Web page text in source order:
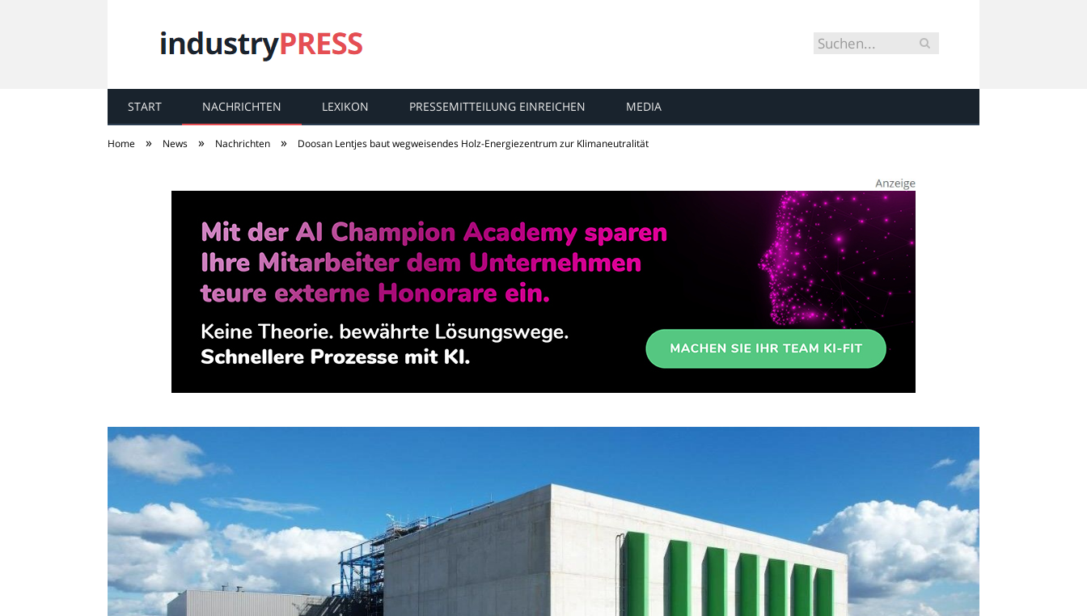
industryPRESS
START NACHRICHTEN LEXIKON PRESSEMITTEILUNG EINREICHEN MEDIA
Home » News » Nachrichten » Doosan Lentjes baut wegweisendes Holz-Energiezentrum zur Klimaneutralität